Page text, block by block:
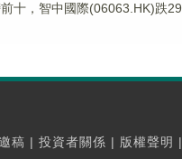
前十，智中國際(06063.HK)跌
稿 | 投資者關係 | 版權聲明 |